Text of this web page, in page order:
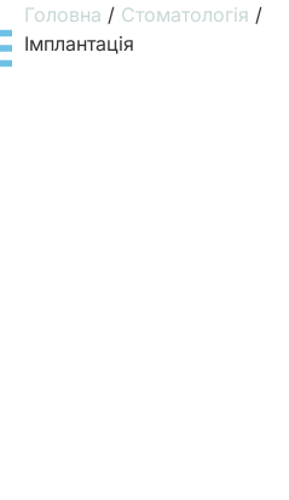
Головна / Стоматологія /
Імплантація